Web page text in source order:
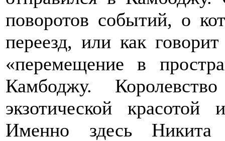
поворотов событий, о
переезд, или как
«перемещение в
Камбоджу.
экзотической красотой
Именно здесь Никита